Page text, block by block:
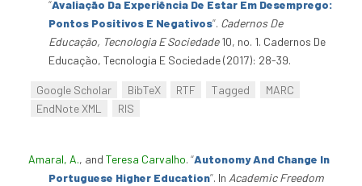
“Avaliação Da Experiência De Estar Em Desemprego:
Pontos Positivos E Negativos”. Cadernos De
Educação, Tecnologia E Sociedade10, no. 1. Cadernos De
Educação, Tecnologia E Sociedade (2017): 28-39.
Google Scholar BibTeX RTF Tagged
MARC
EndNote XML
RIS
Amaral, A., and Teresa Carvalho. “Autonomy And Change In
Portuguese Higher Education”. In Academic Freedom